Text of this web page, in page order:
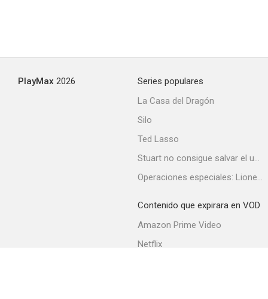
PlayMax 2026
Series populares
La Casa del Dragón
Silo
Ted Lasso
Stuart no consigue salvar el universo
Operaciones especiales: Lioness
Contenido que expirara en VOD
Amazon Prime Video
Netflix